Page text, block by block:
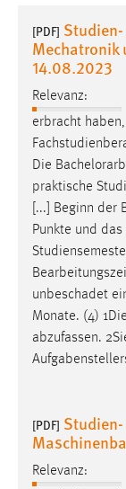
[PDF]
Mechatronik
14.08.2023
Relevanz:
erbracht
Die
praktische
[...] Beginn der
Punkte und
unbeschadet
Monate. (4) 1Die
abzufassen.
[PDF]
Relevanz:
Name:
Zweck:
Für
Name:
site-
Zweck:
Das Cookie